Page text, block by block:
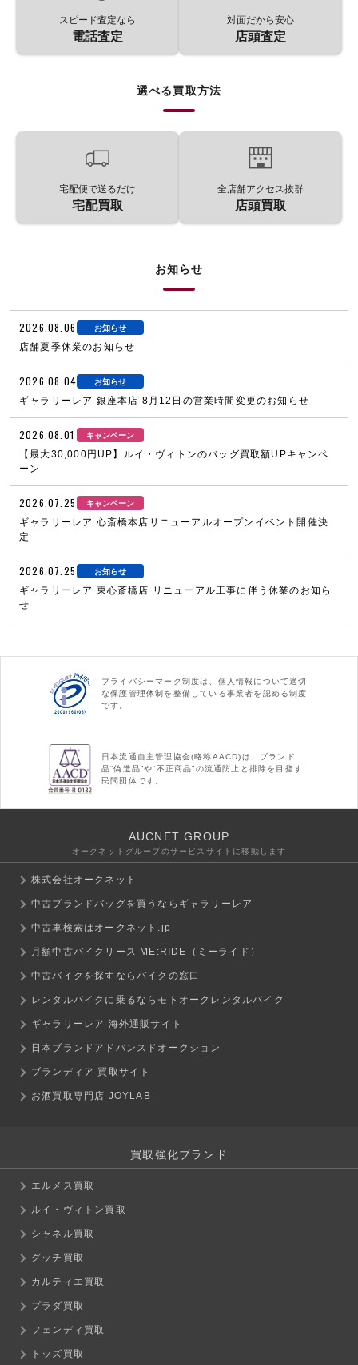
スピード査定なら
電話査定
対面だから安心
店頭査定
選べる買取方法
宅配便で送るだけ
宅配買取
全店舗アクセス抜群
店頭買取
お知らせ
2026.08.06 お知らせ
店舗夏季休業のお知らせ
2026.08.04 お知らせ
ギャラリーレア 銀座本店 8月12日の営業時間変更のお知らせ
2026.08.01 キャンペーン
【最大30,000円UP】ルイ・ヴィトンのバッグ買取額UPキャンペ
ーン
2026.07.25 キャンペーン
ギャラリーレア 心斎橋本店リニューアルオープンイベント開催決
定
2026.07.25 お知らせ
ギャラリーレア 東心斎橋店 リニューアル工事に伴う休業のお知ら
せ
プライバシーマーク制度は、個人情報について適切
な保護管理体制を整備している事業者を認める制度
です。
日本流通自主管理協会(略称AACD)は、ブランド
品“偽造品”や“不正商品”の流通防止と排除を目指す
民間団体です。
AUCNET GROUP
オークネットグループのサービスサイトに移動します
株式会社オークネット
中古ブランドバッグを買うならギャラリーレア
中古車検索はオークネット.jp
月額中古バイクリース ME:RIDE（ミーライド）
中古バイクを探すならバイクの窓口
レンタルバイクに乗るならモトオークレンタルバイク
ギャラリーレア 海外通販サイト
日本ブランドアドバンスドオークション
ブランディア 買取サイト
お酒買取専門店 JOYLAB
買取強化ブランド
エルメス買取
ルイ・ヴィトン買取
シャネル買取
グッチ買取
カルティエ買取
プラダ買取
フェンディ買取
トッズ買取